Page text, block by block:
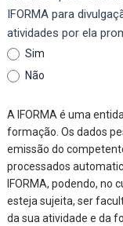
IFORMA para
atividades por ela
Sim
Não
A IFORMA é uma
formação. Os dados
emissão do
processados
IFORMA, podendo, no
esteja sujeita, ser
da sua atividade e da